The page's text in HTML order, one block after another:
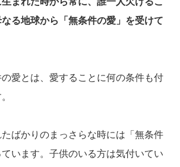
る地球から「無条件の愛」を受けて
愛とは、愛することに何の条件も付
ばかりのまっさらな時には「無条件
います。子供のいる方は気付いてい